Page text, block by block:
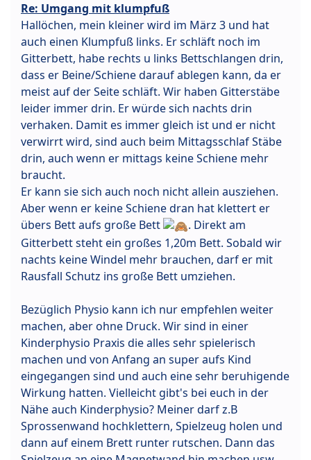
Re: Umgang mit klumpfuß
Hallöchen, mein kleiner wird im März 3 und hat
auch einen Klumpfuß links. Er schläft noch im
Gitterbett, habe rechts u links Bettschlangen drin,
dass er Beine/Schiene darauf ablegen kann, da er
meist auf der Seite schläft. Wir haben Gitterstäbe
leider immer drin. Er würde sich nachts drin
verhaken. Damit es immer gleich ist und er nicht
verwirrt wird, sind auch beim Mittagsschlaf Stäbe
drin, auch wenn er mittags keine Schiene mehr
braucht.
Er kann sie sich auch noch nicht allein ausziehen.
Aber wenn er keine Schiene dran hat klettert er
übers Bett aufs große Bett
. Direkt am
Gitterbett steht ein großes 1,20m Bett. Sobald wir
nachts keine Windel mehr brauchen, darf er mit
Rausfall Schutz ins große Bett umziehen.
Bezüglich Physio kann ich nur empfehlen weiter
machen, aber ohne Druck. Wir sind in einer
Kinderphysio Praxis die alles sehr spielerisch
machen und von Anfang an super aufs Kind
eingegangen sind und auch eine sehr beruhigende
Wirkung hatten. Vielleicht gibt's bei euch in der
Nähe auch Kinderphysio? Meiner darf z.B
Sprossenwand hochklettern, Spielzeug holen und
dann auf einem Brett runter rutschen. Dann das